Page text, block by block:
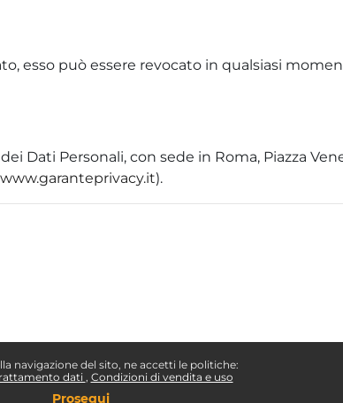
navigazione del sito, ne accetti le politiche:
dati
Condizioni di vendita e uso
Prosegui
esso può essere revocato in qualsiasi
Personali, con sede in Roma, Piazza
www.garanteprivacy.it).